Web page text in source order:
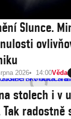
Slunce.
2026 14:00Věda
stolech i v
radostně